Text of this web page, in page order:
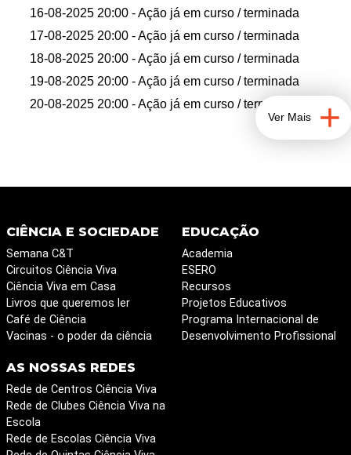
16-08-2025 20:00 - Ação já em curso / terminada
17-08-2025 20:00 - Ação já em curso / terminada
18-08-2025 20:00 - Ação já em curso / terminada
19-08-2025 20:00 - Ação já em curso / terminada
20-08-2025 20:00 - Ação já em curso / terminada
Ver Mais
CIÊNCIA E SOCIEDADE
Semana C&T
Circuitos Ciência Viva
Ciência Viva em Casa
Livros que queremos ler
Café de Ciência
Vacinas - o poder da ciência
EDUCAÇÃO
Academia
ESERO
Recursos
Projetos Educativos
Programa Internacional de
Desenvolvimento Profissional
AS NOSSAS REDES
Rede de Centros Ciência Viva
Rede de Clubes Ciência Viva na
Escola
Rede de Escolas Ciência Viva